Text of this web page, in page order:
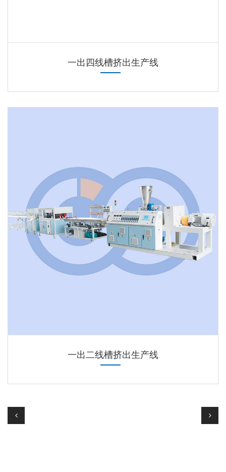
一出四线槽挤出生产线
一出二线槽挤出生产线